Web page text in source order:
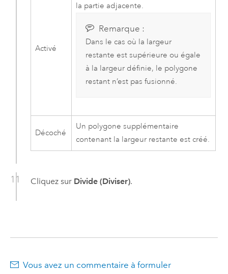
Activé
la partie adjacente.
Remarque :
Dans le cas où la largeur
restante est supérieure ou égale
à la largeur définie, le polygone
restant n’est pas fusionné.
Décoché
Un polygone supplémentaire
contenant la largeur restante est créé.
Cliquez sur Divide (Diviser).
Vous avez un commentaire à formuler